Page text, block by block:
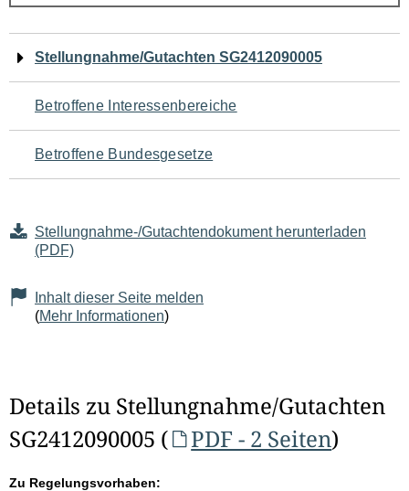
Navigation
für
den
Seiteninhalt
Stellungnahme/Gutachten SG2412090005
Betroffene Interessenbereiche
Betroffene Bundesgesetze
Stellungnahme-/Gutachtendokument herunterladen
(PDF)
Inhalt dieser Seite melden
(Mehr Informationen)
Details zu Stellungnahme/Gutachten
SG2412090005 (
PDF - 2 Seiten)
Zu Regelungsvorhaben: